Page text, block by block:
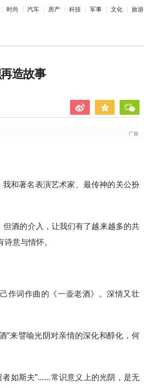
时尚 汽车 房产 科技 军事 文化 旅游
造故事
和著名表演艺术家、最传神的关公扮
酒的介入，让我们有了越来越多的共
意与情怀。
作词作曲的《一壶老酒》。深情又壮
”来譬喻光阴对亲情的深化和醇化，何
者如斯夫”……常识意义上的光阴，是无